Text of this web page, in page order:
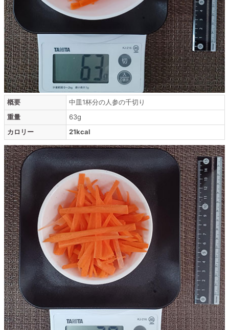
概要
中皿1杯分の人参の千切り
重量
63g
カロリー
21kcal